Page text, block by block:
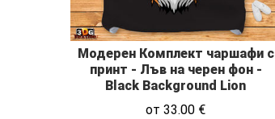
Модерен Комплект чаршафи с
принт - Лъв на черен фон -
Black Background Lion
от33.00 €